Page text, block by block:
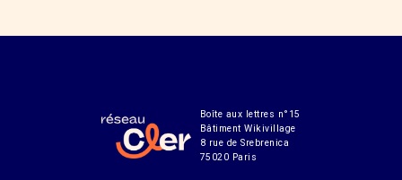
Boîte aux lettres n°15
Bâtiment Wikivillage
8 rue de Srebrenica
75020 Paris